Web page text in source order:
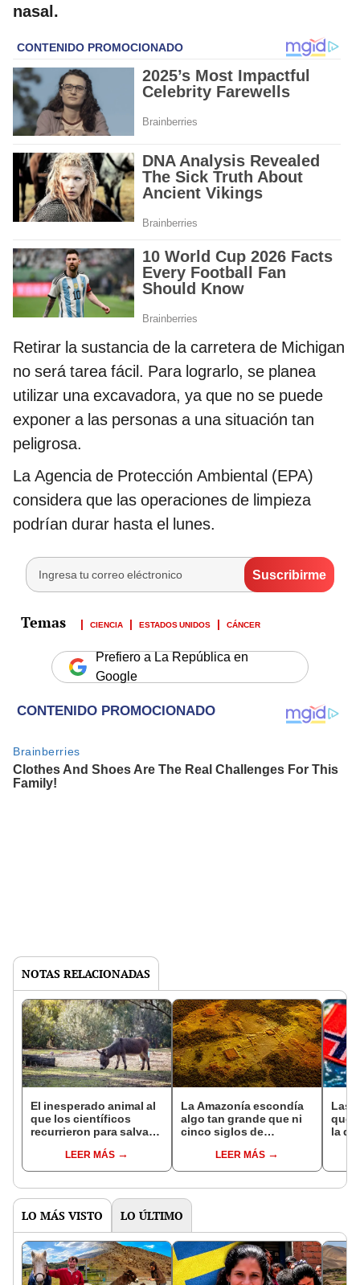
nasal.
Retirar la sustancia de la carretera de Michigan
no será tarea fácil. Para lograrlo, se planea
utilizar una excavadora, ya que no se puede
exponer a las personas a una situación tan
peligrosa.
La Agencia de Protección Ambiental (EPA)
considera que las operaciones de limpieza
podrían durar hasta el lunes.
CIENCIA ESTADOS UNIDOS CÁNCER
Prefiero a La República en
Google
NOTAS RELACIONADAS
El inesperado animal al
que los científicos
recurrieron para salvar
reintroducción de un
asno salvaje está
en un paisaje con más
LEER MÁS
La Amazonía escondía
algo tan grande que ni
cinco siglos de
encontrarlo: el hallazgo
podría cambiar todo lo
pasado
LEER MÁS
Las
que
la de
LO MÁS VISTO LO ÚLTIMO